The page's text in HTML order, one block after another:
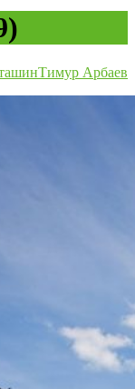
Тимур Арбаев